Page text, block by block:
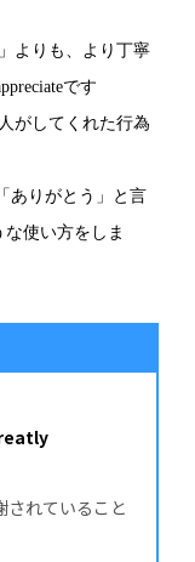
よりも、より丁寧
です
がしてくれた行為
ありがとう」と言
な使い方をしま
されていること